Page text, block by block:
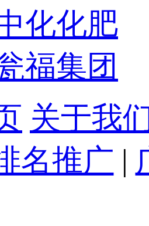
化化肥
福集团
关于我
名推广 |